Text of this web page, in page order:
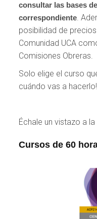
consultar las bases
correspondiente.
posibilidad de
Comunidad UCA
Comisiones Obreras.
Solo elige el curso
cuándo vas a
Échale un vistazo a la
Cursos de 60